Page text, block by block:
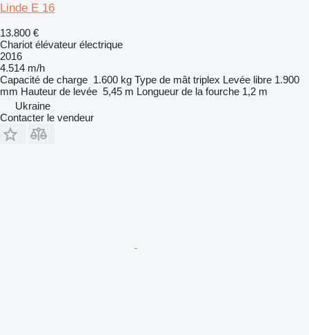
Linde E 16
13.800 €
Chariot élévateur électrique
2016
4.514 m/h
Capacité de charge 1.600 kg Type de mât triplex Levée libre 1.900
mm Hauteur de levée 5,45 m Longueur de la fourche 1,2 m
Ukraine
Contacter le vendeur